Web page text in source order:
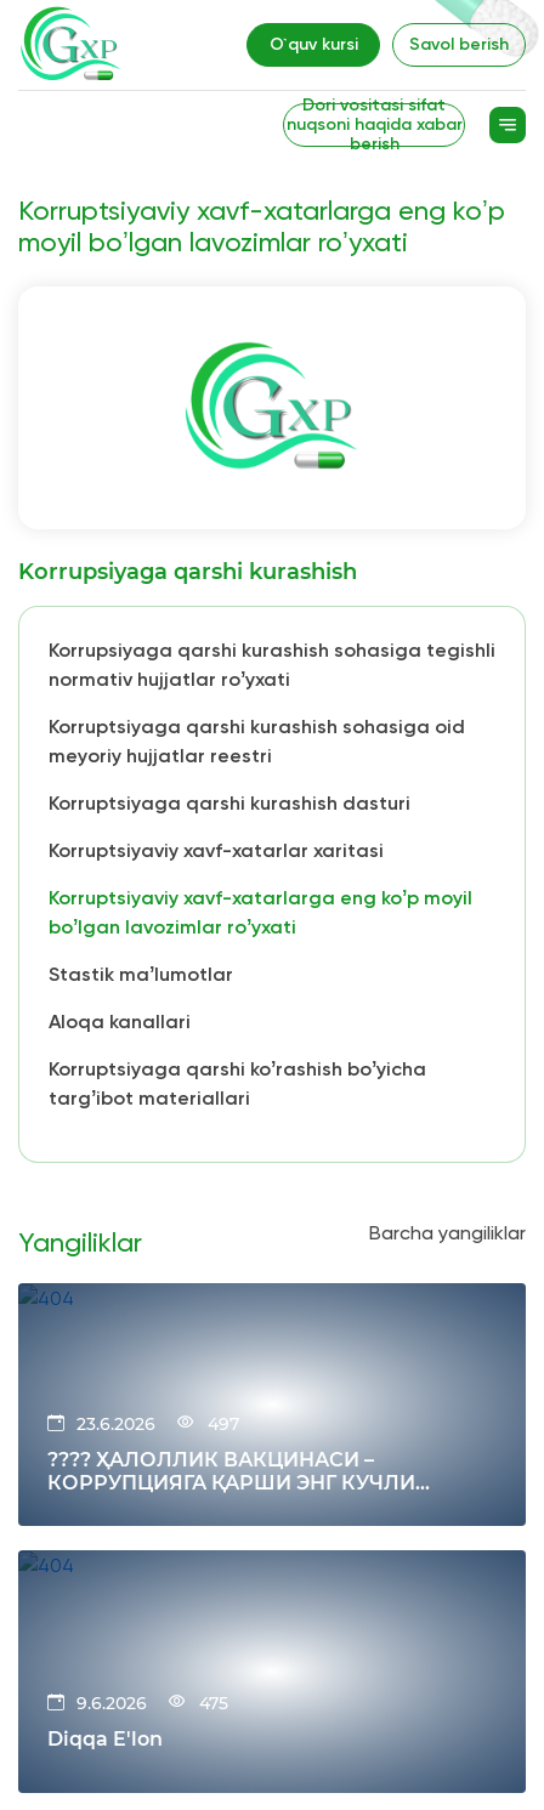
O`quv kursi Savol berish
Dori vositasi sifat
nuqsoni haqida xabar
berish
Korruptsiyaviy xavf-xatarlarga eng koʼp
moyil boʼlgan lavozimlar roʼyxati
Korrupsiyaga qarshi kurashish
Korrupsiyaga qarshi kurashish sohasiga tegishli
normativ hujjatlar roʼyxati
Korruptsiyaga qarshi kurashish sohasiga oid
meyoriy hujjatlar reestri
Korruptsiyaga qarshi kurashish dasturi
Korruptsiyaviy xavf-xatarlar xaritasi
Korruptsiyaviy xavf-xatarlarga eng koʼp moyil
boʼlgan lavozimlar roʼyxati
Stastik maʼlumotlar
Аloqa kanallari
Korruptsiyaga qarshi koʼrashish boʼyicha
targʼibot materiallari
Yangiliklar Barcha yangiliklar
23.6.2026 497
???? ҲАЛОЛЛИК ВАКЦИНАСИ –
КОРРУПЦИЯГА ҚАРШИ ЭНГ КУЧЛИ
9.6.2026 475
Diqqa E'lon